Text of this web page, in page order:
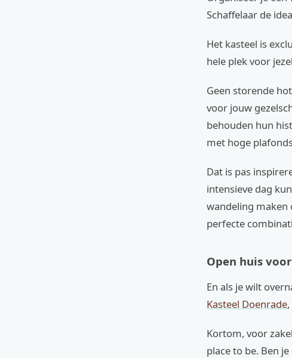
Schaffelaar de
Het kasteel is
hele plek voor
Geen storende
voor jouw
behouden hun
met hoge
Dat is pas
intensieve dag
wandeling maken
perfecte
Open huis
En als je wilt
Kasteel Doenrade
Kortom, voor
place to be. Ben